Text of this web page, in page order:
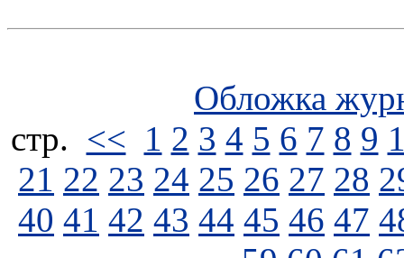
Обложка
стp. << 1 2 3 4 5 6 7 8 9
21 22 23 24 25 26 27 28
40 41 42 43 44 45 46 47